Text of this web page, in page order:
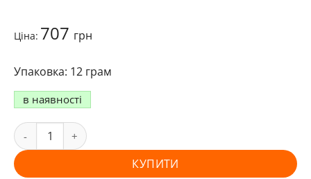
Ціна: 707 грн
12 грам
в наявності
КУПИТИ